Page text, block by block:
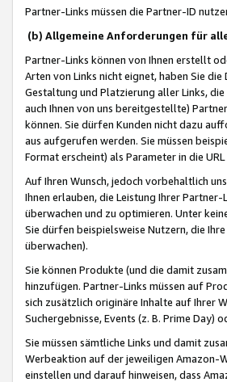
Partner-Links müssen die Partner-ID
(b) Allgemeine Anforderungen für
Partner-Links können von Ihnen erstellt
Arten von Links nicht eignet, haben Sie
Gestaltung und Platzierung aller Links,
auch Ihnen von uns bereitgestellte)
können. Sie dürfen Kunden nicht dazu
aus aufgerufen werden. Sie müssen
Format erscheint) als Parameter in die
Auf Ihren Wunsch, jedoch vorbehaltlich
Ihnen erlauben, die Leistung Ihrer
überwachen und zu optimieren. Unter
Sie dürfen beispielsweise Nutzern, die
überwachen).
Sie können Produkte (und die damit
hinzufügen. Partner-Links müssen auf
sich zusätzlich originäre Inhalte auf Ihrer
Suchergebnisse, Events (z. B. Prime Day)
Sie müssen sämtliche Links und damit
Werbeaktion auf der jeweiligen Amazon-
einstellen und darauf hinweisen, dass